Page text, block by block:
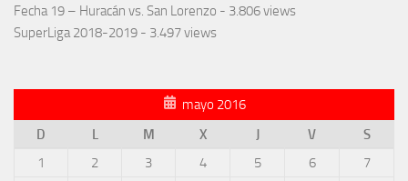
Fecha 19 – Huracán vs. San Lorenzo - 3.806 views
SuperLiga 2018-2019 - 3.497 views
mayo 2016
D
L M X J V
S
1
2 3 4 5 6
7